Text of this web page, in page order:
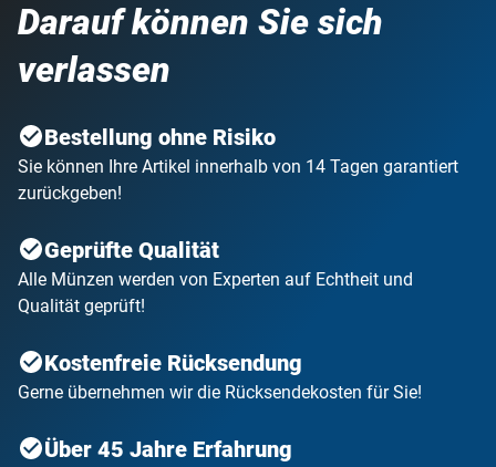
Darauf können Sie sich
verlassen
Bestellung ohne Risiko
Sie können Ihre Artikel innerhalb von 14 Tagen garantiert
zurückgeben!
Geprüfte Qualität
Alle Münzen werden von Experten auf Echtheit und
Qualität geprüft!
Kostenfreie Rücksendung
Gerne übernehmen wir die Rücksendekosten für Sie!
Über 45 Jahre Erfahrung